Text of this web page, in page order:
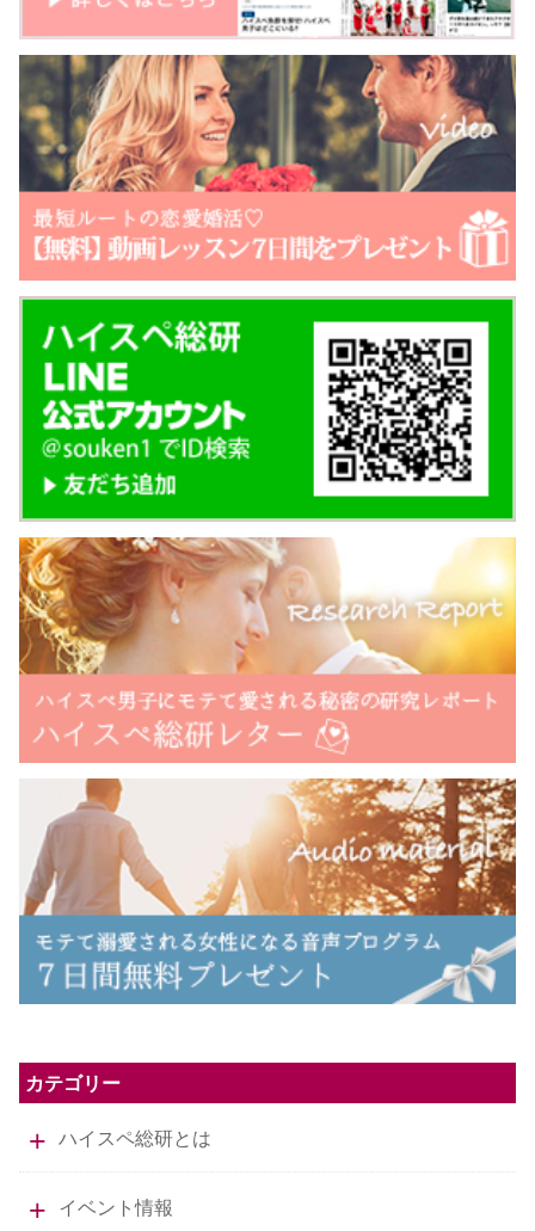
カテゴリー
ハイスペ総研とは
イベント情報